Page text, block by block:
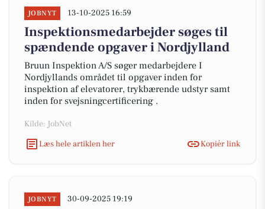
JOBNYT 13-10-2025 16:59
Inspektionsmedarbejder søges til
spændende opgaver i Nordjylland
Bruun Inspektion A/S søger medarbejdere I
Nordjyllands området til opgaver inden for
inspektion af elevatorer, trykbærende udstyr samt
inden for svejsningcertificering .
Kilde: JobNet
Læs hele artiklen her
Kopiér link
JOBNYT 30-09-2025 19:19